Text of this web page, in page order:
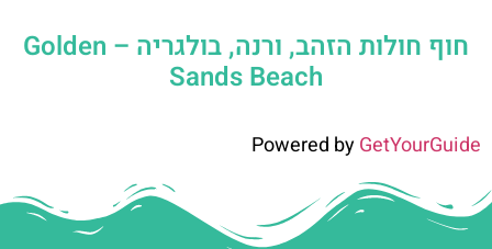
חוף חולות הזהב, ורנה, בולגריה – Golden
Sands Beach
Powered byGetYourGuide